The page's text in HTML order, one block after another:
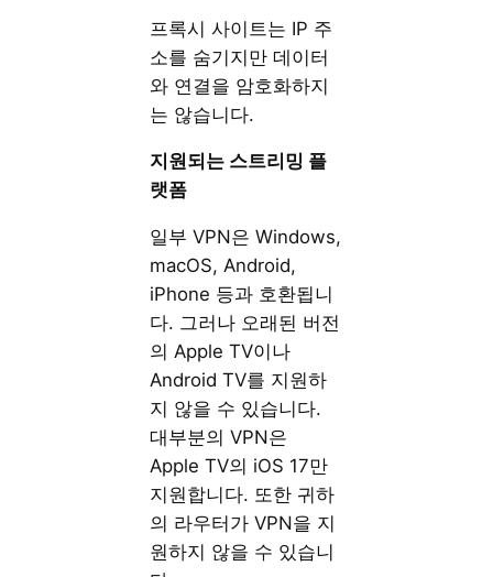
프록시 사이트는 IP 주
소를 숨기지만 데이터
와 연결을 암호화하지
는 않습니다.
지원되는 스트리밍 플
랫폼
일부 VPN은 Windows,
macOS, Android,
iPhone 등과 호환됩니
다. 그러나 오래된 버전
의 Apple TV이나
Android TV를 지원하
지 않을 수 있습니다.
대부분의 VPN은
Apple TV의 iOS 17만
지원합니다. 또한 귀하
의 라우터가 VPN을 지
원하지 않을 수 있습니